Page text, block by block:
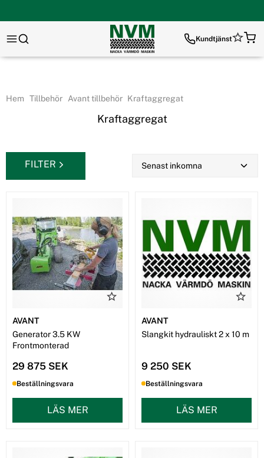
Kundtjänst
Hem Tillbehör Avant tillbehör Kraftaggregat
Kraftaggregat
FILTER
AVANT
Generator 3.5 KW
Frontmonterad
29 875 SEK
Beställningsvara
LÄS MER
AVANT
Slangkit hydrauliskt 2 x 10 m
9 250 SEK
Beställningsvara
LÄS MER